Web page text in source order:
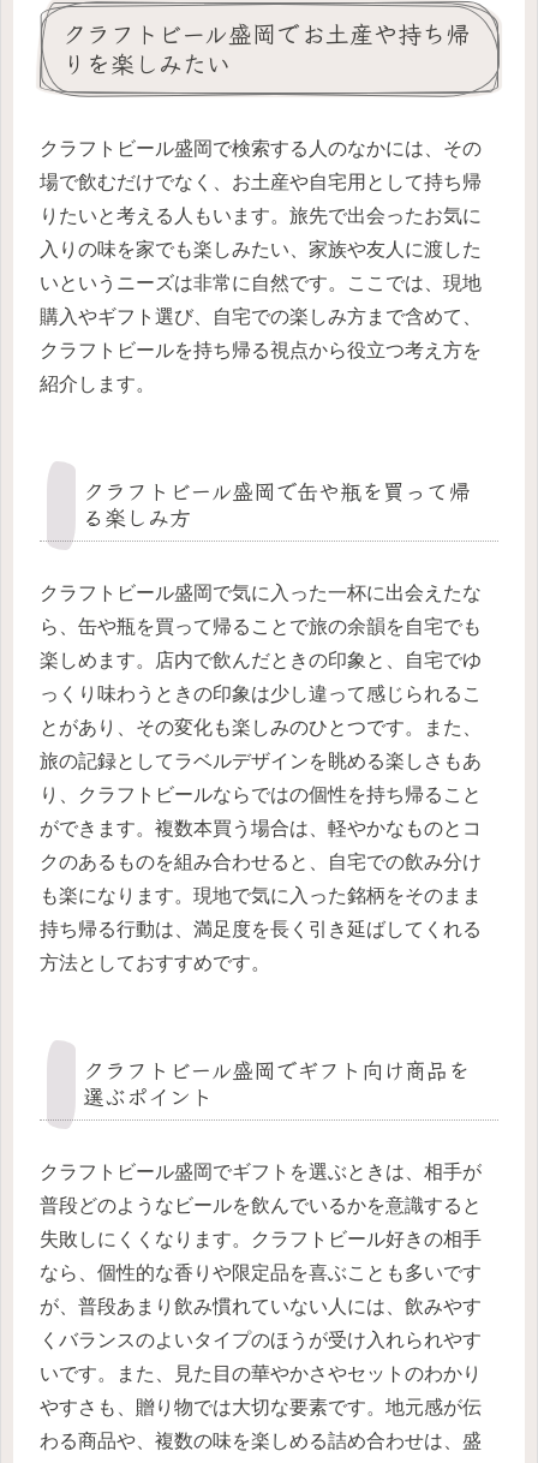
クラフトビール盛岡でお土産や持ち帰
りを楽しみたい
クラフトビール盛岡で検索する人のなかには、その
場で飲むだけでなく、お土産や自宅用として持ち帰
りたいと考える人もいます。旅先で出会ったお気に
入りの味を家でも楽しみたい、家族や友人に渡した
いというニーズは非常に自然です。ここでは、現地
購入やギフト選び、自宅での楽しみ方まで含めて、
クラフトビールを持ち帰る視点から役立つ考え方を
紹介します。
クラフトビール盛岡で缶や瓶を買って帰
る楽しみ方
クラフトビール盛岡で気に入った一杯に出会えたな
ら、缶や瓶を買って帰ることで旅の余韻を自宅でも
楽しめます。店内で飲んだときの印象と、自宅でゆ
っくり味わうときの印象は少し違って感じられるこ
とがあり、その変化も楽しみのひとつです。また、
旅の記録としてラベルデザインを眺める楽しさもあ
り、クラフトビールならではの個性を持ち帰ること
ができます。複数本買う場合は、軽やかなものとコ
クのあるものを組み合わせると、自宅での飲み分け
も楽になります。現地で気に入った銘柄をそのまま
持ち帰る行動は、満足度を長く引き延ばしてくれる
方法としておすすめです。
クラフトビール盛岡でギフト向け商品を
選ぶポイント
クラフトビール盛岡でギフトを選ぶときは、相手が
普段どのようなビールを飲んでいるかを意識すると
失敗しにくくなります。クラフトビール好きの相手
なら、個性的な香りや限定品を喜ぶことも多いです
が、普段あまり飲み慣れていない人には、飲みやす
くバランスのよいタイプのほうが受け入れられやす
いです。また、見た目の華やかさやセットのわかり
やすさも、贈り物では大切な要素です。地元感が伝
わる商品や、複数の味を楽しめる詰め合わせは、盛